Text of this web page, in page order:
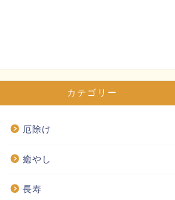
カテゴリー
厄除け
癒やし
長寿